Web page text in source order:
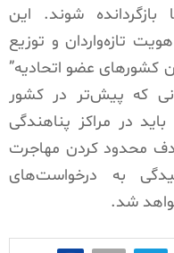
شوند. این
تازه‌واردان و توزیع
کشورهای عضو اتحادیه”
که پیش‌تر در کشور
در مراکز پناهندگی
محدود کردن مهاجرت
به درخواست‌های